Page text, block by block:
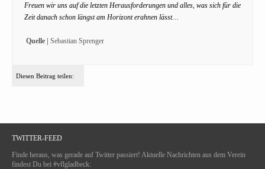
Freuen wir uns auf die letzten Herausforderungen und alles, was sich für die
Zeit danach schon längst am Horizont erahnen lässt…
Quelle | Sebastian Sprenger
Diesen Beitrag teilen:
TWITTER-FEED
Finde heraus, was gerade auf Twitter passiert! Aktuelle Nachrichten aus dem Verein
findest Du bei #vflgladbeck: